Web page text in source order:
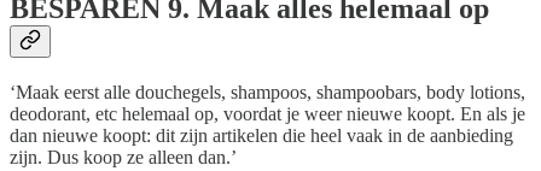
BESPAREN 9. Maak alles helemaal op
‘Maak eerst alle douchegels, shampoos, shampoobars, body lotions,
deodorant, etc helemaal op, voordat je weer nieuwe koopt. En als je
dan nieuwe koopt: dit zijn artikelen die heel vaak in de aanbieding
zijn. Dus koop ze alleen dan.’